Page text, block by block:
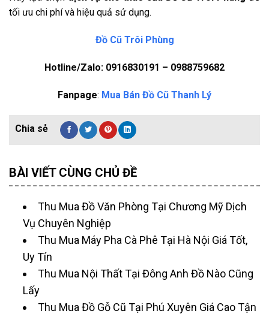
tối ưu chi phí và hiệu quả sử dụng.
Đồ Cũ Trôi Phùng
Hotline/Zalo: 0916830191 – 0988759682
Fanpage: Mua Bán Đồ Cũ Thanh Lý
BÀI VIẾT CÙNG CHỦ ĐỀ
Thu Mua Đồ Văn Phòng Tại Chương Mỹ Dịch
Vụ Chuyên Nghiệp
Thu Mua Máy Pha Cà Phê Tại Hà Nội Giá Tốt,
Uy Tín
Thu Mua Nội Thất Tại Đông Anh Đồ Nào Cũng
Lấy
Thu Mua Đồ Gỗ Cũ Tại Phú Xuyên Giá Cao Tận